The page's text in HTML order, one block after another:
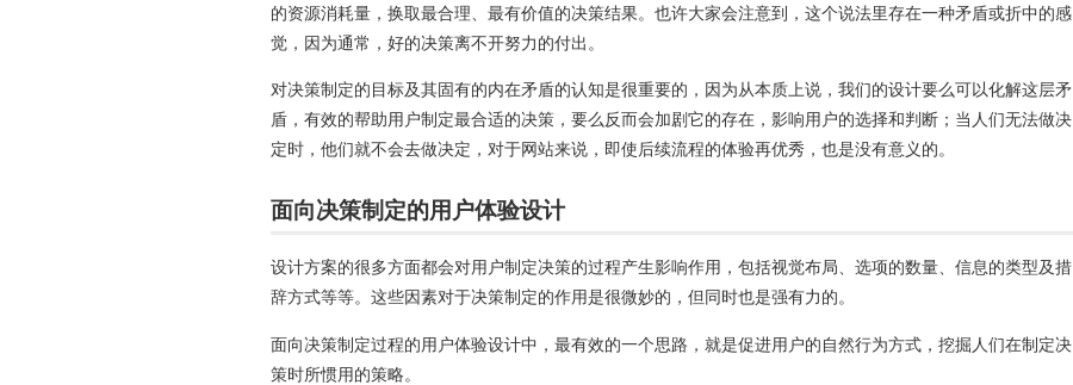
的资源消耗量，换取最合理、最有价值的决策结果。也许大家会注意到，这个说法里存在一种矛盾或折中的感
觉，因为通常，好的决策离不开努力的付出。
对决策制定的目标及其固有的内在矛盾的认知是很重要的，因为从本质上说，我们的设计要么可以化解这层矛
盾，有效的帮助用户制定最合适的决策，要么反而会加剧它的存在，影响用户的选择和判断；当人们无法做决
定时，他们就不会去做决定，对于网站来说，即使后续流程的体验再优秀，也是没有意义的。
面向决策制定的用户体验设计
设计方案的很多方面都会对用户制定决策的过程产生影响作用，包括视觉布局、选项的数量、信息的类型及措
辞方式等等。这些因素对于决策制定的作用是很微妙的，但同时也是强有力的。
面向决策制定过程的用户体验设计中，最有效的一个思路，就是促进用户的自然行为方式，挖掘人们在制定决
策时所惯用的策略。